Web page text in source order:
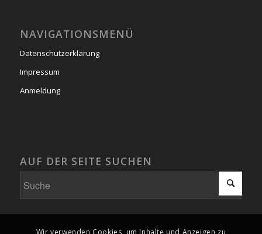
NAVIGATIONSMENÜ
Datenschutzerklärung
Impressum
Anmeldung
AUF DER SEITE SUCHEN
Wir verwenden Cookies, um Inhalte und Anzeigen zu